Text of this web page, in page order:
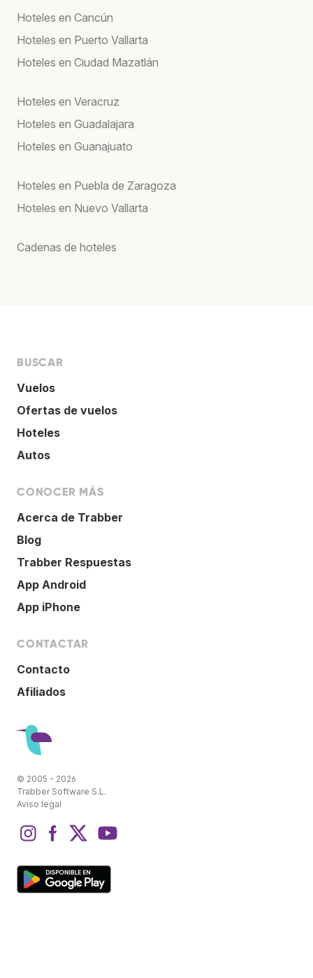
Hoteles en Cancún
Hoteles en Puerto Vallarta
Hoteles en Ciudad Mazatlán
Hoteles en Veracruz
Hoteles en Guadalajara
Hoteles en Guanajuato
Hoteles en Puebla de Zaragoza
Hoteles en Nuevo Vallarta
Cadenas de hoteles
BUSCAR
Vuelos
Ofertas de vuelos
Hoteles
Autos
CONOCER MÁS
Acerca de Trabber
Blog
Trabber Respuestas
App Android
App iPhone
CONTACTAR
Contacto
Afiliados
© 2005 - 2026
Trabber Software S.L.
Aviso legal